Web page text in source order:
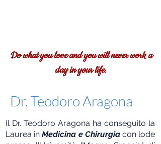
Do what you love and you will never work a
day in your life.
Dr. Teodoro Aragona
Il Dr. Teodoro Aragona ha conseguito la
Laurea inMedicina e Chirurgiacon lode